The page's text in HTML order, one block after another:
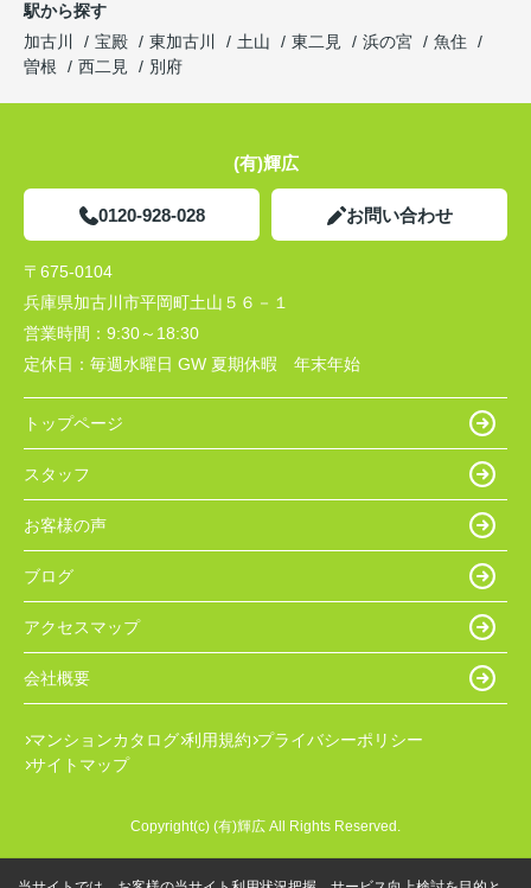
駅から探す
加古川
宝殿 東加古川 土山 東二見 浜の宮
魚住
曽根
西二見 別府
(有)輝広
0120-928-028 お問い合わせ
〒675-0104
兵庫県加古川市平岡町土山５６－１
営業時間： 9:30～18:30
定休日： 毎週水曜日 GW 夏期休暇 年末年始
トップページ
スタッフ
お客様の声
ブログ
アクセスマップ
会社概要
マンションカタログ 利用規約 プライバシーポリシー
サイトマップ
Copyright(c) (有)輝広 All Rights Reserved.